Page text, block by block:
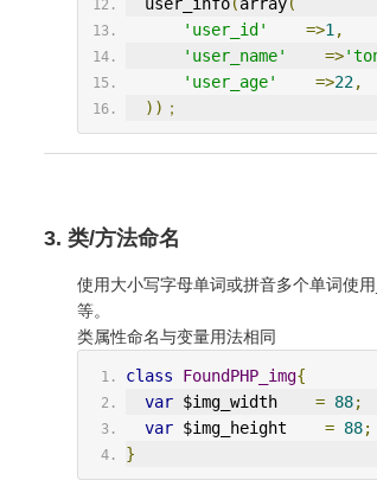
'user_id'
=>1 ,
'user_name'
=>
'user_age'
=>22,
))；
3. 类/方法命名
使用大小写字母单词或拼音多个单词使
等。
类属性命名与变量用法相同
class FoundPHP_img{
var $img_width = 88;
var $img_height = 88;
}